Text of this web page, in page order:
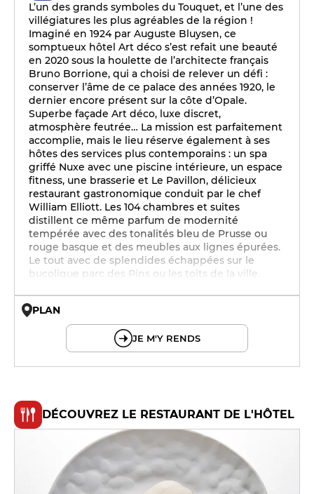
L’un des grands symboles du Touquet, et l’une des
villégiatures les plus agréables de la région !
Imaginé en 1924 par Auguste Bluysen, ce
somptueux hôtel Art déco s’est refait une beauté
en 2020 sous la houlette de l’architecte français
Bruno Borrione, qui a choisi de relever un défi :
conserver l’âme de ce palace des années 1920, le
dernier encore présent sur la côte d’Opale.
Superbe façade Art déco, luxe discret,
atmosphère feutrée… La mission est parfaitement
accomplie, mais le lieu réserve également à ses
hôtes des services plus contemporains : un spa
griffé Nuxe avec une piscine intérieure, un espace
fitness, une brasserie et Le Pavillon, délicieux
restaurant gastronomique conduit par le chef
William Elliott. Les 104 chambres et suites
distillent ce même parfum de modernité
tempérée avec des tonalités bleu de Prusse ou
rouge basque et des meubles aux lignes épurées.
Le tout avec de splendides échappées sur le
bucolique parc des Pins ou les toits de la ville.
PLAN
JE M'Y RENDS
DÉCOUVREZ LE RESTAURANT DE L'HÔTEL